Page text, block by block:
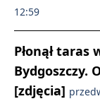
12:59
Płonął
Bydgoszczy.
[zdjęcia]